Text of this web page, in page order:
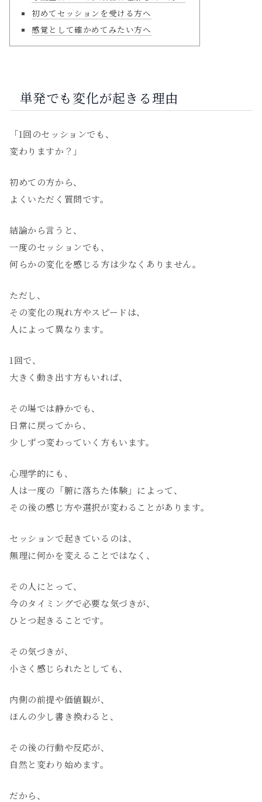
初めてセッションを受ける方へ
感覚として確かめてみたい方へ
単発でも変化が起きる理由
「1回のセッションでも、
変わりますか？」
初めての方から、
よくいただく質問です。
結論から言うと、
一度のセッションでも、
何らかの変化を感じる方は少なくありません。
ただし、
その変化の現れ方やスピードは、
人によって異なります。
1回で、
大きく動き出す方もいれば、
その場では静かでも、
日常に戻ってから、
少しずつ変わっていく方もいます。
心理学的にも、
人は一度の「腑に落ちた体験」によって、
その後の感じ方や選択が変わることがあります。
セッションで起きているのは、
無理に何かを変えることではなく、
その人にとって、
今のタイミングで必要な気づきが、
ひとつ起きることです。
その気づきが、
小さく感じられたとしても、
内側の前提や価値観が、
ほんの少し書き換わると、
その後の行動や反応が、
自然と変わり始めます。
だから、